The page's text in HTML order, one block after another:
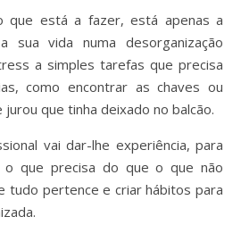
está a fazer, está apenas a
sua vida numa desorganização
a simples tarefas que precisa
como encontrar as chaves ou
que tinha deixado no balcão.
vai dar-lhe experiência, para
o que precisa do que o que não
tudo pertence e criar hábitos para